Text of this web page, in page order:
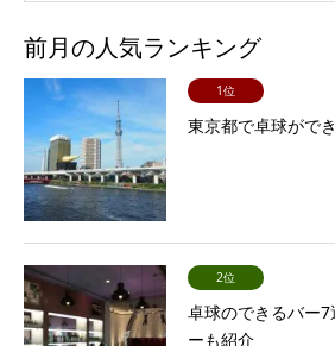
前月の人気ランキング
1位
東京都で卓球がで
2位
卓球のできるバー
ーも紹介